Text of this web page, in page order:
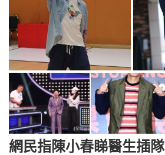
網民指陳小春睇醫生插隊